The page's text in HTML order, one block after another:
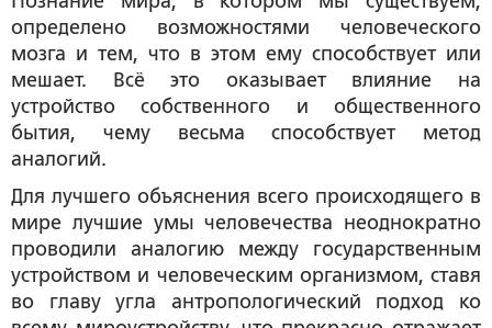
определено возможностями человеческого
мозга и тем, что в этом ему способствует или
мешает. Всё это оказывает влияние на
устройство собственного и общественного
бытия, чему весьма способствует метод
аналогий.
Для лучшего объяснения всего происходящего в
мире лучшие умы человечества неоднократно
проводили аналогию между государственным
устройством и человеческим организмом, ставя
во главу угла антропологический подход ко